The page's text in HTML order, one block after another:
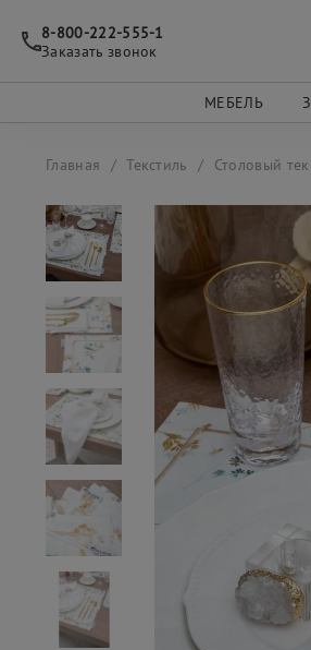
8-800-222-555-1
Заказать звонок
МЕБЕЛЬ
Главная Текстиль Столовый